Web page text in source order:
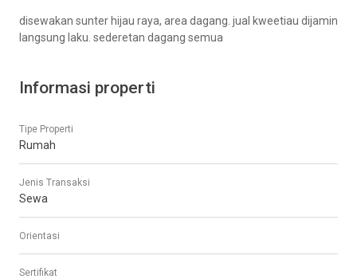
disewakan sunter hijau raya, area dagang. jual kweetiau dijamin
langsung laku. sederetan dagang semua
Informasi properti
Tipe Properti
Rumah
Jenis Transaksi
Sewa
Orientasi
Sertifikat